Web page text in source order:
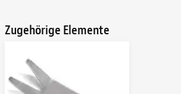
Zugehörige Elemente